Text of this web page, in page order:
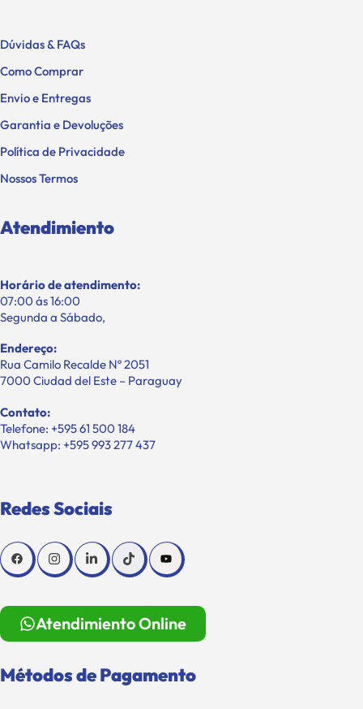
Dúvidas & FAQs
Como Comprar
Envio e Entregas
Garantia e Devoluções
Política de Privacidade
Nossos Termos
Atendimiento
Horário de atendimento:
07:00 ás 16:00
Segunda a Sábado,
Endereço:
Rua Camilo Recalde Nº 2051
7000 Ciudad del Este – Paraguay
Contato:
Telefone: +595 61 500 184
Whatsapp: +595 993 277 437
Redes Sociais
Atendimiento Online
Métodos de Pagamento